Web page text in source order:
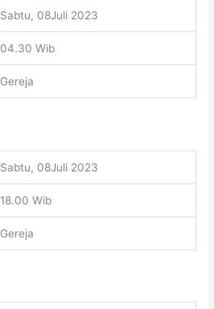
Sabtu, 08Juli 2023
04.30 Wib
Gereja
Sabtu, 08Juli 2023
18.00 Wib
Gereja